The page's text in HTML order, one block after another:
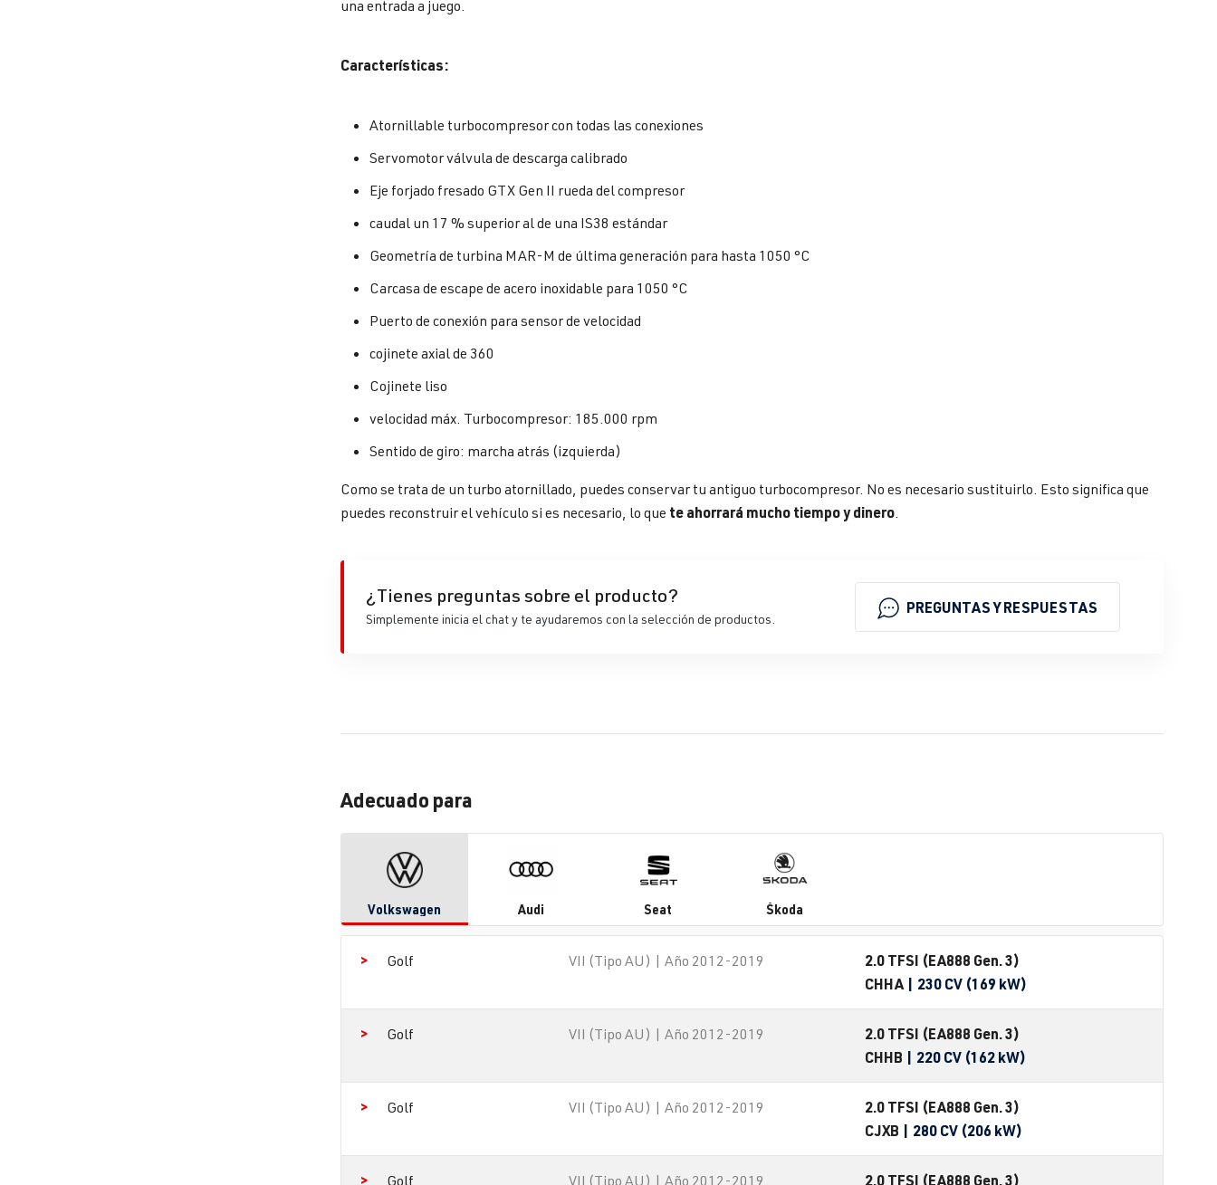
una entrada a juego.
Características:
Atornillable turbocompresor con todas las conexiones
Servomotor válvula de descarga calibrado
Eje forjado fresado GTX Gen II rueda del compresor
caudal un 17 % superior al de una IS38 estándar
Geometría de turbina MAR-M de última generación para hasta 1050 °C
Carcasa de escape de acero inoxidable para 1050 °C
Puerto de conexión para sensor de velocidad
cojinete axial de 360
Cojinete liso
velocidad máx. Turbocompresor: 185.000 rpm
Sentido de giro: marcha atrás (izquierda)
Como se trata de un turbo atornillado, puedes conservar tu antiguo turbocompresor. No es necesario sustituirlo. Esto significa que
puedes reconstruir el vehículo si es necesario, lo que te ahorrará mucho tiempo y dinero.
¿Tienes preguntas sobre el producto?
Simplemente inicia el chat y te ayudaremos con la selección de productos.
PREGUNTAS Y RESPUESTAS
Adecuado para
Volkswagen Audi Seat Škoda
Golf VII (Tipo AU) | Año 2012-2019
2.0 TFSI (EA888 Gen. 3)
CHHA | 230 CV (169 kW)
Golf VII (Tipo AU) | Año 2012-2019
2.0 TFSI (EA888 Gen. 3)
CHHB | 220 CV (162 kW)
Golf VII (Tipo AU) | Año 2012-2019
2.0 TFSI (EA888 Gen. 3)
CJXB | 280 CV (206 kW)
Golf VII (Tipo AU) | Año 2012-2019 2.0 TFSI (EA888 Gen. 3)